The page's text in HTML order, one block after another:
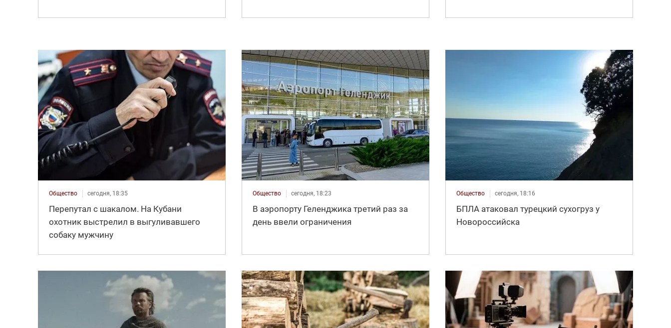
Общество сегодня, 18:35
Перепутал с шакалом. На Кубани
охотник выстрелил в выгуливавшего
собаку мужчину
Общество сегодня, 18:23
В аэропорту Геленджика третий раз за
день ввели ограничения
Общество сегодня, 18:16
БПЛА атаковал турецкий сухогруз у
Новороссийска